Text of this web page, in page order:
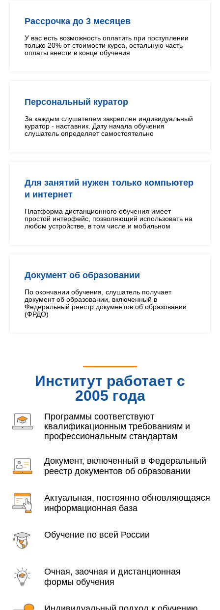
Рассрочка до 3 месяцев
У вас есть возможность оплатить при поступлении
только 20% от стоимости курса, остальную часть
оплаты внести в конце обучения
Персональный куратор
За каждым слушателем закреплен индивидуальный
куратор - наставник. Дату начала обучения
слушатель определяет самостоятельно
Для занятий нужен только компьютер
и интернет
Платформа дистанционного обучения имеет
простой интерфейс, позволяющий использовать на
любом устройстве, в том числе и мобильном
Документ об образовании
По окончании обучения, слушатель получает
документ об образовании, включенный в
Федеральный реестр документов об образовании
(ФРДО)
Институт работает с
2005 года
Программы соответствуют
квалификационным требованиям и
профессиональным стандартам
Документ, включенный в Федеральный
реестр документов об образовании
Актуальная, постоянно обновляющаяся
информационная база
Обучение по всей России
Очная, заочная и дистанционная
формы обучения